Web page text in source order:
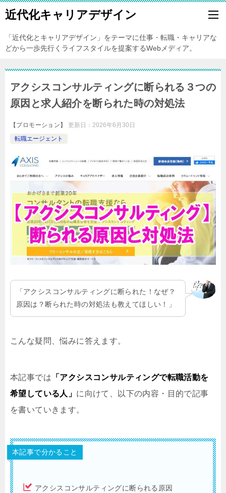
近代化キャリアデザイン
「近代化とキャリアデザイン」をテーマに仕事・転職・キャリアな
どから一歩先行くライフスタイルを提案するWebメディア。
アクシスコンサルティングに断られる３つの
原因と求人紹介を断られた時の対処法
【プロモーション】 更新日：2026年6月30日
転職エージェント
「アクシスコンサルティングに断られた！なぜ？
原因は？断られた時の対処法も教えてほしい！」
こんな疑問、悩みに答えます。
本記事では 「アクシスコンサルティングで転職活動を
希望している人」 に向けて、以下の内容・目的で記事
を書いていきます。
本記事で分かること
アクシスコンサルティングに断られる原因